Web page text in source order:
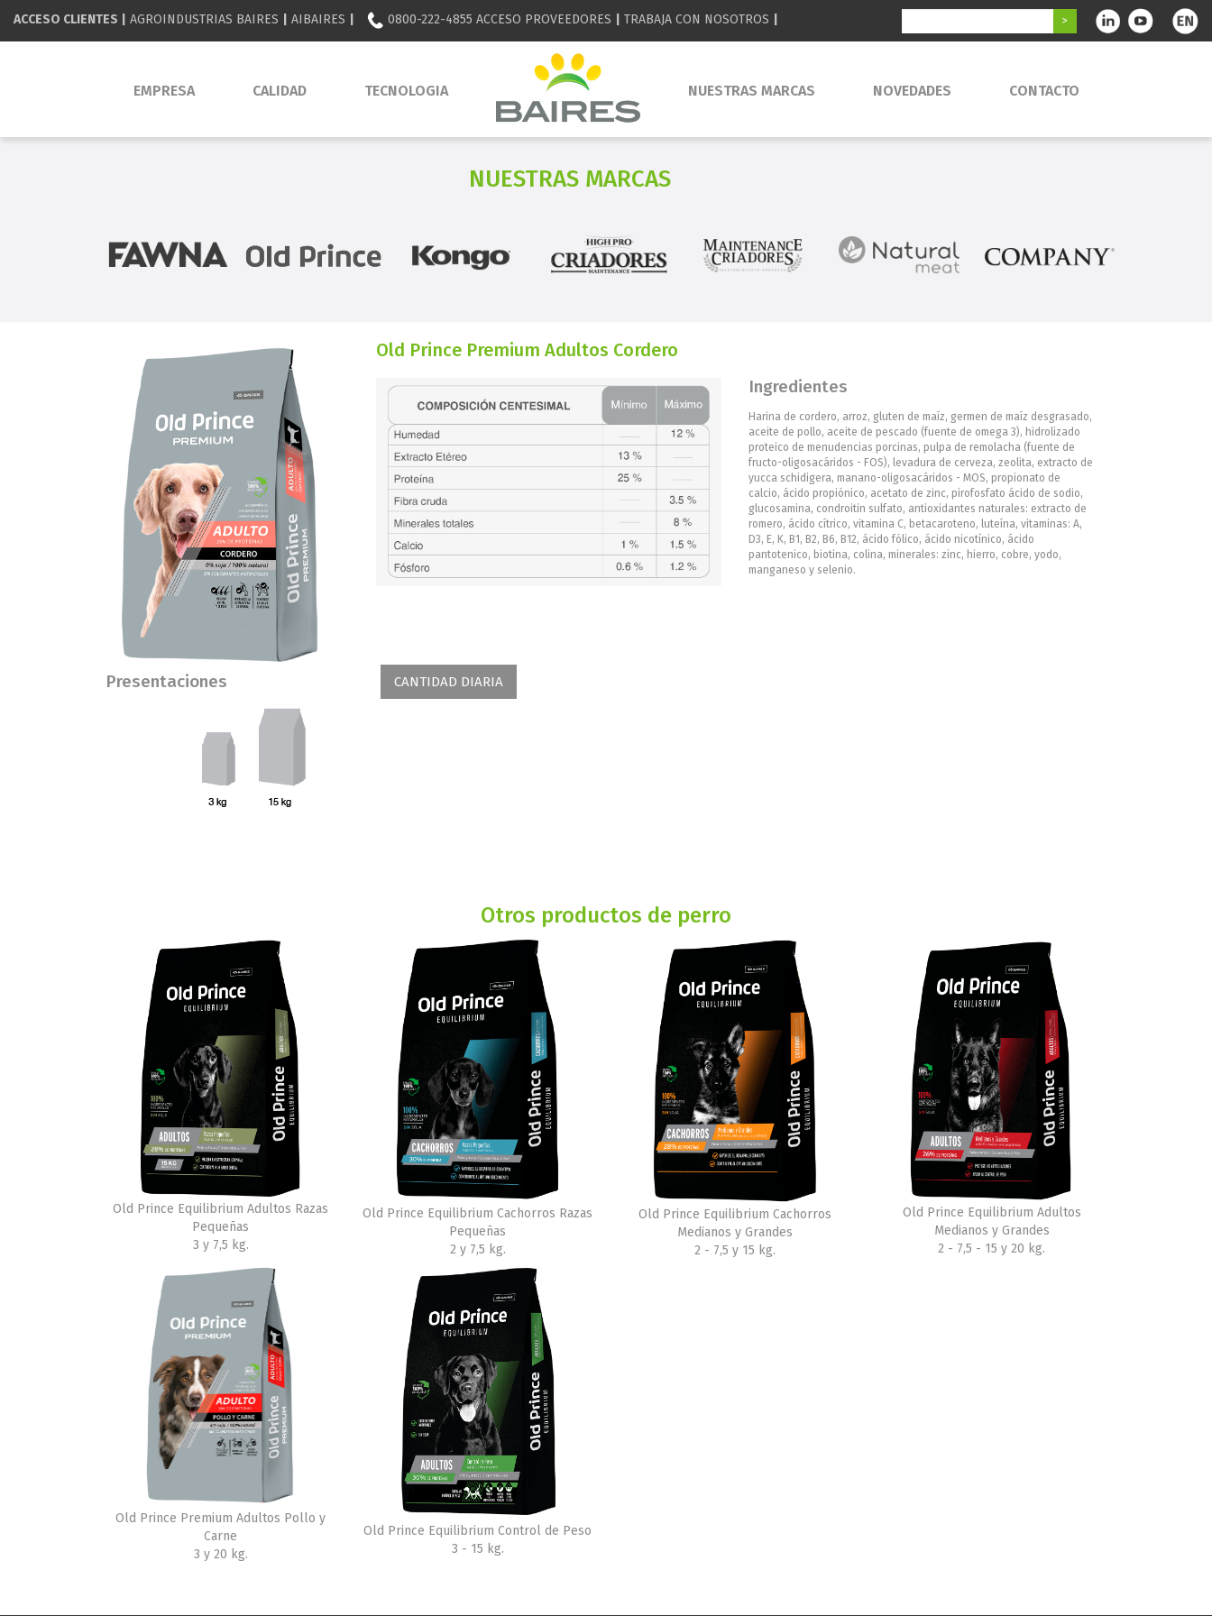
ACCESO CLIENTES | AGROINDUSTRIAS BAIRES AIBAIRES 0800-222-4855 ACCESO PROVEEDORES TRABAJA CON NOSOTROS
EMPRESA CALIDAD TECNOLOGIA NUESTRAS MARCAS NOVEDADES CONTACTO
NUESTRAS MARCAS
Old Prince Premium Adultos Cordero
Ingredientes
Harina de cordero, arroz, gluten de maíz, germen de maíz desgrasado,
aceite de pollo, aceite de pescado (fuente de omega 3), hidrolizado
proteico de menudencias porcinas, pulpa de remolacha (fuente de
fructo-oligosacáridos - FOS), levadura de cerveza, zeolita, extracto de
yucca schidigera, manano-oligosacáridos - MOS, propionato de
calcio, ácido propiónico, acetato de zinc, pirofosfato ácido de sodio,
glucosamina, condroitin sulfato, antioxidantes naturales: extracto de
romero, ácido cítrico, vitamina C, betacaroteno, luteína, vitaminas: A,
D3, E, K, B1, B2, B6, B12, ácido fólico, ácido nicotínico, ácido
pantotenico, biotina, colina, minerales: zinc, hierro, cobre, yodo,
manganeso y selenio.
Presentaciones CANTIDAD DIARIA
Otros productos de perro
Old Prince Equilibrium Adultos Razas
Pequeñas
3 y 7,5 kg.
Old Prince Equilibrium Cachorros Razas
Pequeñas
2 y 7,5 kg.
Old Prince Equilibrium Cachorros
Medianos y Grandes
2 - 7,5 y 15 kg.
Old Prince Equilibrium Adultos
Medianos y Grandes
2 - 7,5 - 15 y 20 kg.
Old Prince Premium Adultos Pollo y
Carne
3 y 20 kg.
Old Prince Equilibrium Control de Peso
3 - 15 kg.